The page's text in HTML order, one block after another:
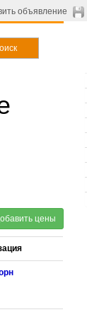
объявление
цены